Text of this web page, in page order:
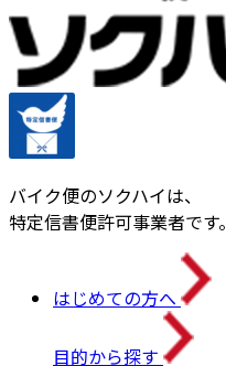
バイク便のソクハイは、
特定信書便許可事業者です。
はじめての方へ
目的から探す